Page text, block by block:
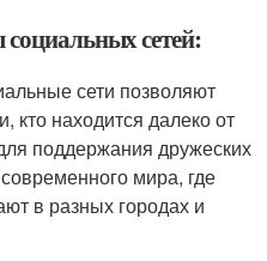
сетей:
сети позволяют
кто находится далеко от
поддержания дружеских
мира, где
в разных городах и